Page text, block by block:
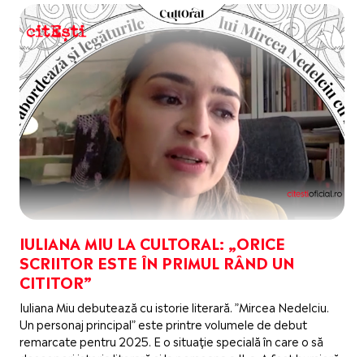
IULIANA MIU LA CULTORAL: „ORICE
SCRIITOR ESTE ÎN PRIMUL RÂND UN
CITITOR”
Iuliana Miu debutează cu istorie literară. ”Mircea Nedelciu.
Un personaj principal” este printre volumele de debut
remarcate pentru 2025. E o situație specială în care o să